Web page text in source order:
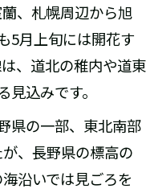
、札幌周辺から旭
5月上旬には開花す
、道北の稚内や道東
込みです。
県の一部、東北南部
、長野県の標高の
沿いでは見ごろを